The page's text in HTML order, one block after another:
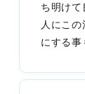
ち明け
人にこ
にする事